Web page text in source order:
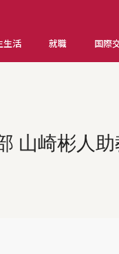
生活 就職 国際
山崎彬人助